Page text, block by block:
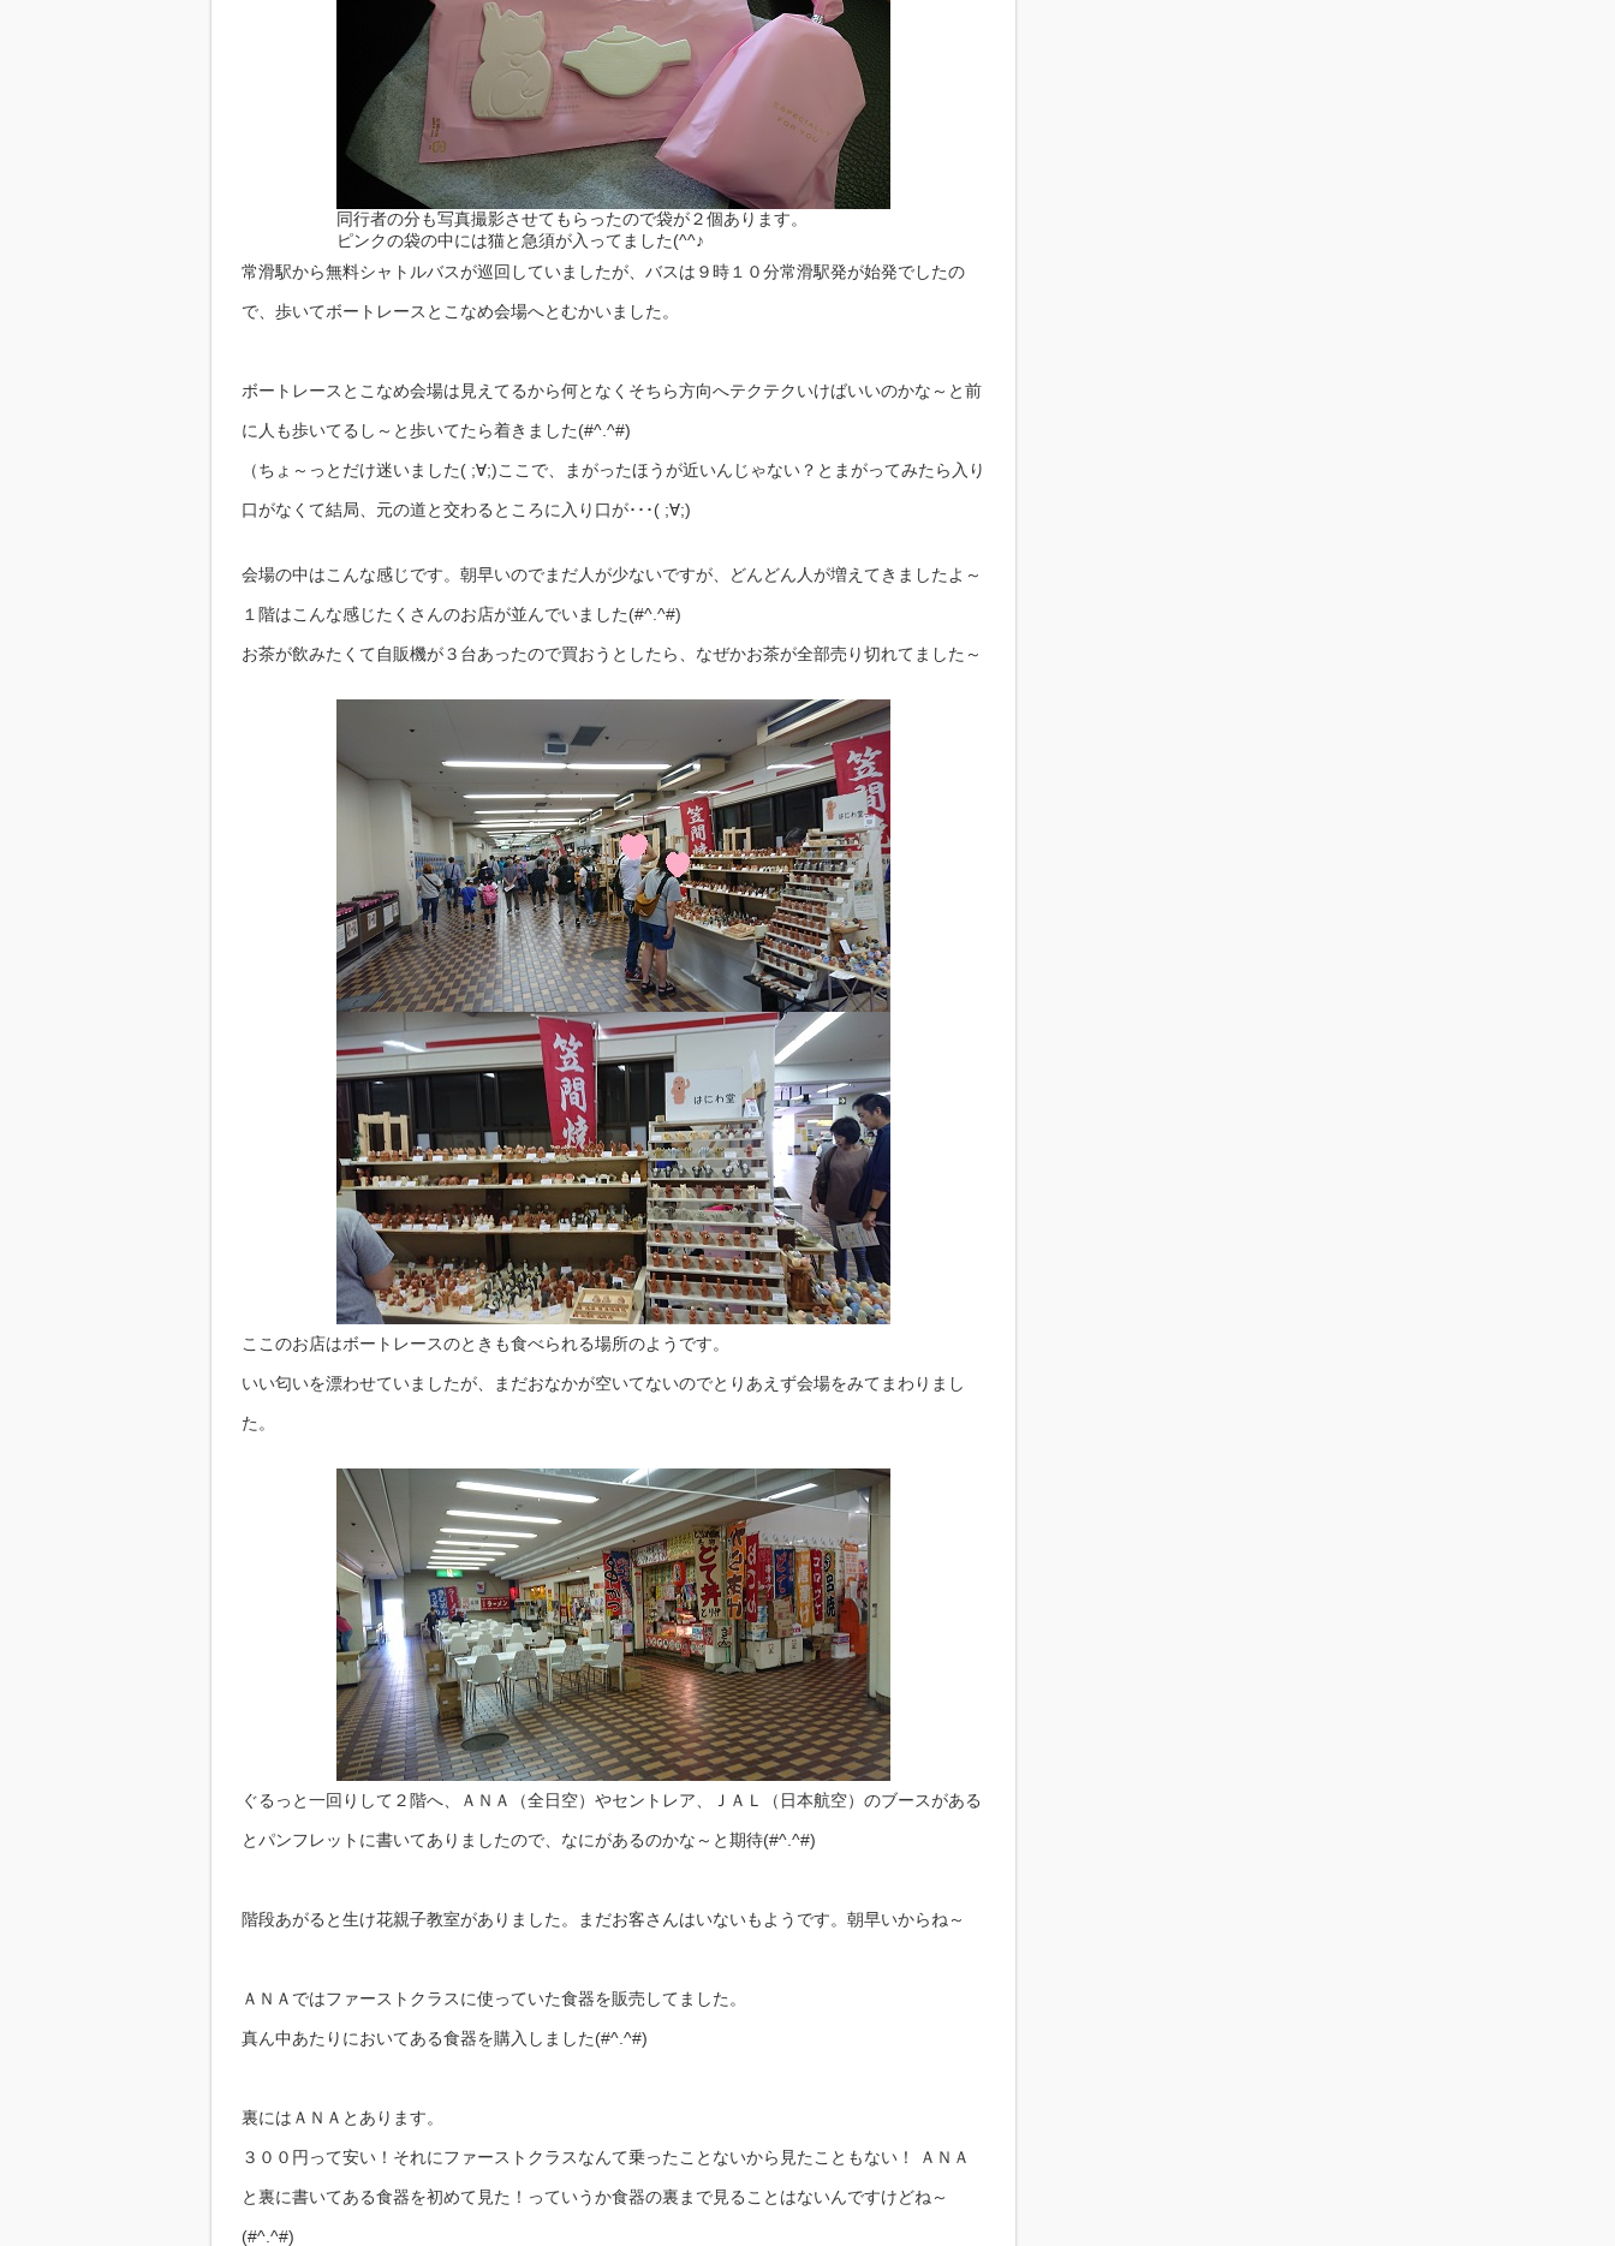
同行者の分も写真撮影させてもらったので袋が２個あります。
ピンクの袋の中には猫と急須が入ってました(^^♪
常滑駅から無料シャトルバスが巡回していましたが、バスは９時１０分常滑駅発が始発でしたの
で、歩いてボートレースとこなめ会場へとむかいました。
ボートレースとこなめ会場は見えてるから何となくそちら方向へテクテクいけばいいのかな～と前
に人も歩いてるし～と歩いてたら着きました(#^.^#)
（ちょ～っとだけ迷いました( ;∀;)ここで、まがったほうが近いんじゃない？とまがってみたら入り
口がなくて結局、元の道と交わるところに入り口が･･･( ;∀;)
会場の中はこんな感じです。朝早いのでまだ人が少ないですが、どんどん人が増えてきましたよ～
１階はこんな感じたくさんのお店が並んでいました(#^.^#)
お茶が飲みたくて自販機が３台あったので買おうとしたら、なぜかお茶が全部売り切れてました～
ここのお店はボートレースのときも食べられる場所のようです。
いい匂いを漂わせていましたが、まだおなかが空いてないのでとりあえず会場をみてまわりまし
た。
ぐるっと一回りして２階へ、ＡＮＡ（全日空）やセントレア、ＪＡＬ（日本航空）のブースがある
とパンフレットに書いてありましたので、なにがあるのかな～と期待(#^.^#)
階段あがると生け花親子教室がありました。まだお客さんはいないもようです。朝早いからね～
ＡＮＡではファーストクラスに使っていた食器を販売してました。
真ん中あたりにおいてある食器を購入しました(#^.^#)
裏にはＡＮＡとあります。
３００円って安い！それにファーストクラスなんて乗ったことないから見たこともない！ ＡＮＡ
と裏に書いてある食器を初めて見た！っていうか食器の裏まで見ることはないんですけどね～
(#^.^#)